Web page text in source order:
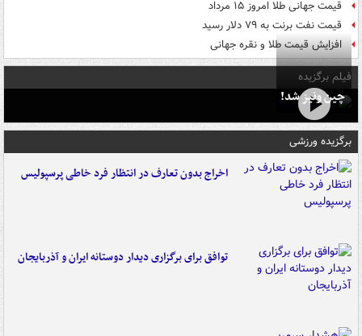
قیمت جهانی طلا امروز ۱۵ مرداد
قیمت نفت برنت به ۷۹ دلار رسید
افزایش قیمت طلا و نقره جهانی
فیلم برگزیده
چین ونیز شد!
برگزیده ورزشی
اخراج بدون تعارف در انتظار فرد خاطی پرسپولیس
توافق برای برگزاری دیدار دوستانه ایران و آذربایجان